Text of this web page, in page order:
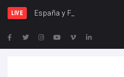
LIVE España y Francia, una rivali